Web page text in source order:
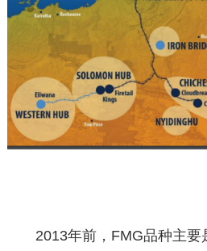
2013年前，FMG品种主要